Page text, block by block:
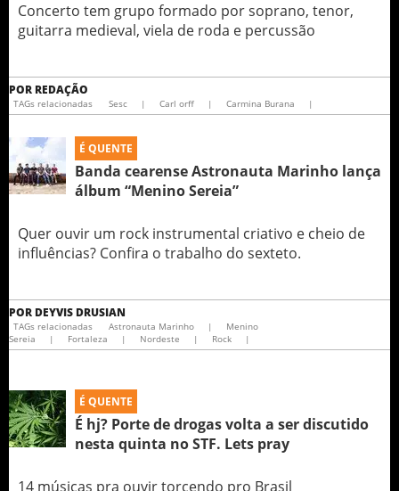
Concerto tem grupo formado por soprano, tenor,
guitarra medieval, viela de roda e percussão
POR REDAÇÃO
TAGs relacionadas Sesc | Carl orff | Carmina Burana |
É QUENTE
Banda cearense Astronauta Marinho lança
álbum “Menino Sereia”
Quer ouvir um rock instrumental criativo e cheio de
influências? Confira o trabalho do sexteto.
POR DEYVIS DRUSIAN
TAGs relacionadas Astronauta Marinho |
Menino
Sereia
| Fortaleza | Nordeste | Rock |
É QUENTE
É hj? Porte de drogas volta a ser discutido
nesta quinta no STF. Lets pray
14 músicas pra ouvir torcendo pro Brasil